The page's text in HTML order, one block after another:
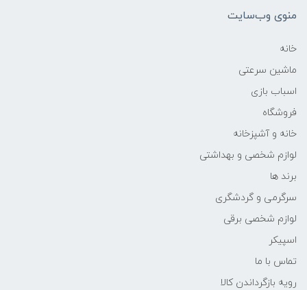
منوی وب‌سایت
خانه
ماشین سرعتی
اسباب بازی
فروشگاه
خانه و آشپزخانه
لوازم شخصی و بهداشتی
برند ها
سرگرمی و گردشگری
لوازم شخصی برقی
اسپیکر
تماس با ما
رویه بازگرداندن کالا